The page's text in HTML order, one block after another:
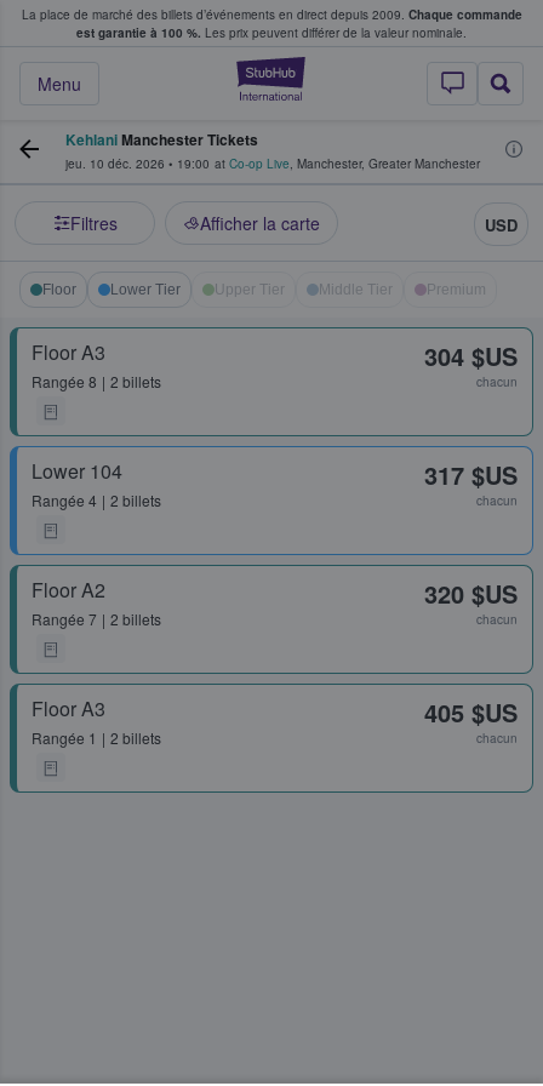
La place de marché des billets d’événements en direct depuis 2009. Chaque commande
est garantie à 100 %. Les prix peuvent différer de la valeur nominale.
StubHub - Où
Menu
fans achètent et vendent des billets
KehlaniManchester Tickets
jeu. 10 déc. 2026 • 19:00 at Co-op Live, Manchester, Greater Manchester
Filtres Afficher la carte USD
Floor Lower Tier Upper Tier Middle Tier Premium
Floor A3
Rangée 8 2 billets
304 $US
chacun
Lower 104
Rangée 4 2 billets
317 $US
chacun
Floor A2
Rangée 7 2 billets
320 $US
chacun
Floor A3
Rangée 1 2 billets
405 $US
chacun